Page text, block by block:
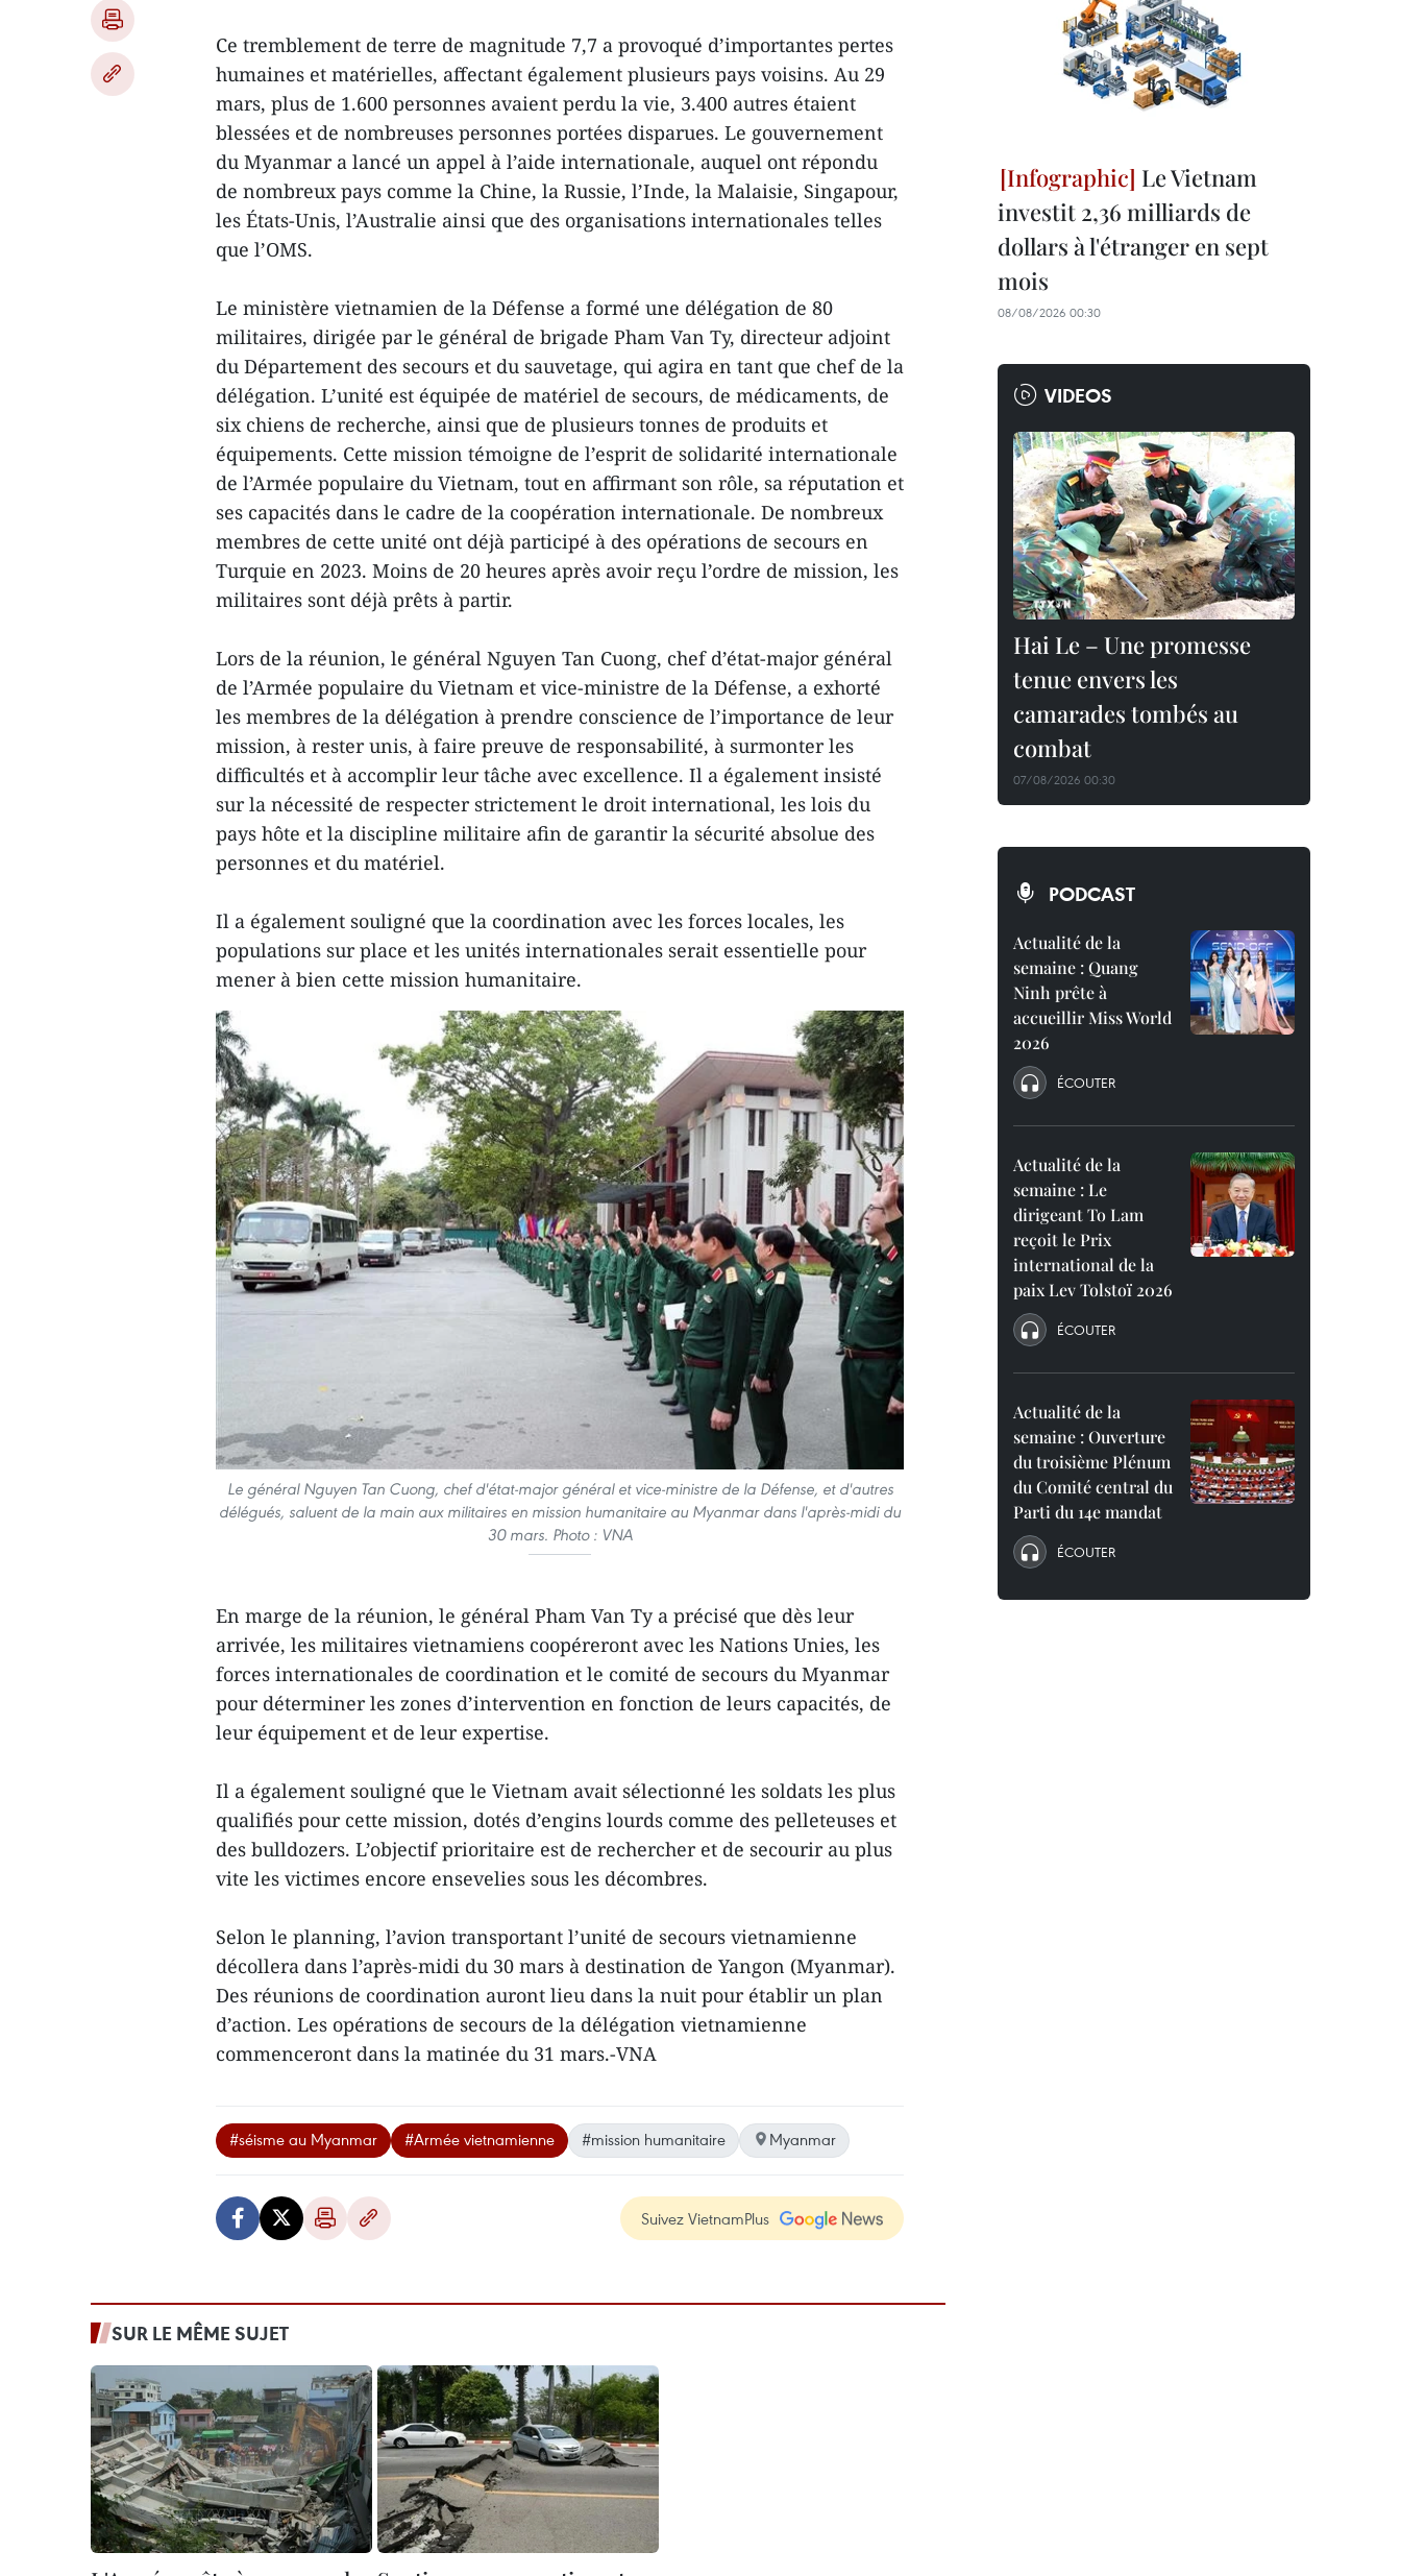
Ce tremblement de terre de magnitude 7,7 a provoqué d’importantes pertes
humaines et matérielles, affectant également plusieurs pays voisins. Au 29
mars, plus de 1.600 personnes avaient perdu la vie, 3.400 autres étaient
blessées et de nombreuses personnes portées disparues. Le gouvernement
du Myanmar a lancé un appel à l’aide internationale, auquel ont répondu
de nombreux pays comme la Chine, la Russie, l’Inde, la Malaisie, Singapour,
les États-Unis, l’Australie ainsi que des organisations internationales telles
que l’OMS.
Le ministère vietnamien de la Défense a formé une délégation de 80
militaires, dirigée par le général de brigade Pham Van Ty, directeur adjoint
du Département des secours et du sauvetage, qui agira en tant que chef de la
délégation. L’unité est équipée de matériel de secours, de médicaments, de
six chiens de recherche, ainsi que de plusieurs tonnes de produits et
équipements. Cette mission témoigne de l’esprit de solidarité internationale
de l’Armée populaire du Vietnam, tout en affirmant son rôle, sa réputation et
ses capacités dans le cadre de la coopération internationale. De nombreux
membres de cette unité ont déjà participé à des opérations de secours en
Turquie en 2023. Moins de 20 heures après avoir reçu l’ordre de mission, les
militaires sont déjà prêts à partir.
Lors de la réunion, le général Nguyen Tan Cuong, chef d’état-major général
de l’Armée populaire du Vietnam et vice-ministre de la Défense, a exhorté
les membres de la délégation à prendre conscience de l’importance de leur
mission, à rester unis, à faire preuve de responsabilité, à surmonter les
difficultés et à accomplir leur tâche avec excellence. Il a également insisté
sur la nécessité de respecter strictement le droit international, les lois du
pays hôte et la discipline militaire afin de garantir la sécurité absolue des
personnes et du matériel.
Il a également souligné que la coordination avec les forces locales, les
populations sur place et les unités internationales serait essentielle pour
mener à bien cette mission humanitaire.
Le général Nguyen Tan Cuong, chef d'état-major général et vice-ministre de la Défense, et d'autres
délégués, saluent de la main aux militaires en mission humanitaire au Myanmar dans l'après-midi du
30 mars. Photo : VNA
En marge de la réunion, le général Pham Van Ty a précisé que dès leur
arrivée, les militaires vietnamiens coopéreront avec les Nations Unies, les
forces internationales de coordination et le comité de secours du Myanmar
pour déterminer les zones d’intervention en fonction de leurs capacités, de
leur équipement et de leur expertise.
Il a également souligné que le Vietnam avait sélectionné les soldats les plus
qualifiés pour cette mission, dotés d’engins lourds comme des pelleteuses et
des bulldozers. L’objectif prioritaire est de rechercher et de secourir au plus
vite les victimes encore ensevelies sous les décombres.
Selon le planning, l’avion transportant l’unité de secours vietnamienne
décollera dans l’après-midi du 30 mars à destination de Yangon (Myanmar).
Des réunions de coordination auront lieu dans la nuit pour établir un plan
d’action. Les opérations de secours de la délégation vietnamienne
commenceront dans la matinée du 31 mars.-VNA
#séisme au Myanmar #Armée vietnamienne #mission humanitaire Myanmar
Suivez VietnamPlus
SUR LE MÊME SUJET
Le Vietnam
investit 2,36 milliards de
dollars à l'étranger en sept
mois
08/08/2026 00:30
VIDEOS
Hai Le – Une promesse
tenue envers les
camarades tombés au
combat
07/08/2026 00:30
PODCAST
Actualité de la
semaine : Quang
Ninh prête à
accueillir Miss World
2026
ÉCOUTER
Actualité de la
semaine : Le
dirigeant To Lam
reçoit le Prix
international de la
paix Lev Tolstoï 2026
ÉCOUTER
Actualité de la
semaine : Ouverture
du troisième Plénum
du Comité central du
Parti du 14e mandat
ÉCOUTER